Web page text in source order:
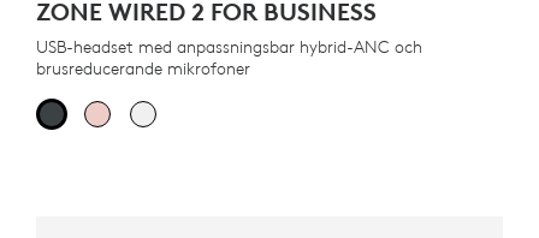
ZONE WIRED 2 FOR BUSINESS
USB-headset med anpassningsbar hybrid-ANC och
brusreducerande mikrofoner